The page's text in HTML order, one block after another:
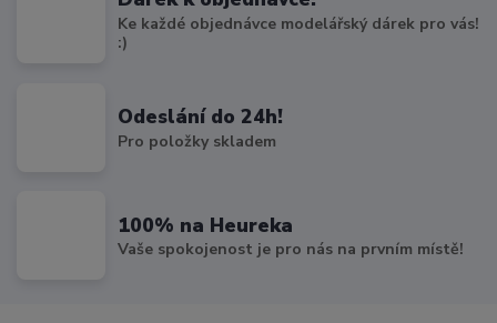
Ke každé objednávce modelářský dárek pro vás!
:)
Odeslání do 24h!
Pro položky skladem
100% na Heureka
Vaše spokojenost je pro nás na prvním místě!